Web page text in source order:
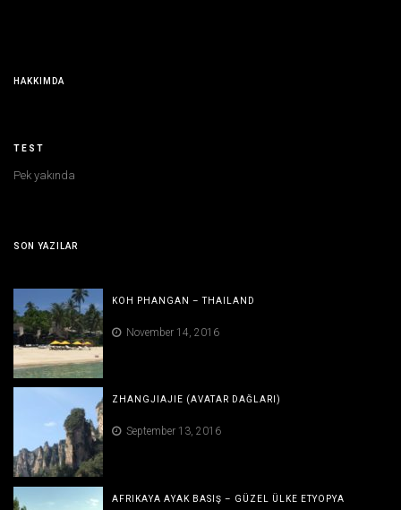
HAKKIMDA
TEST
Pek yakında
SON YAZILAR
KOH PHANGAN – THAILAND
November 14, 2016
ZHANGJIAJIE (AVATAR DAĞLARI)
September 13, 2016
AFRIKAYA AYAK BASIŞ – GÜZEL ÜLKE ETYOPYA